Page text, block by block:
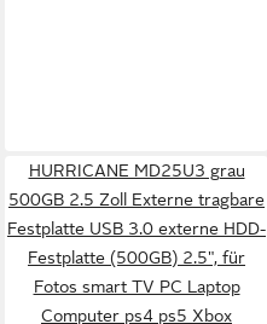
HURRICANE MD25U3 grau
500GB 2.5 Zoll Externe tragbare
Festplatte USB 3.0 externe HDD-
Festplatte (500GB) 2.5", für
Fotos smart TV PC Laptop
Computer ps4 ps5 Xbox